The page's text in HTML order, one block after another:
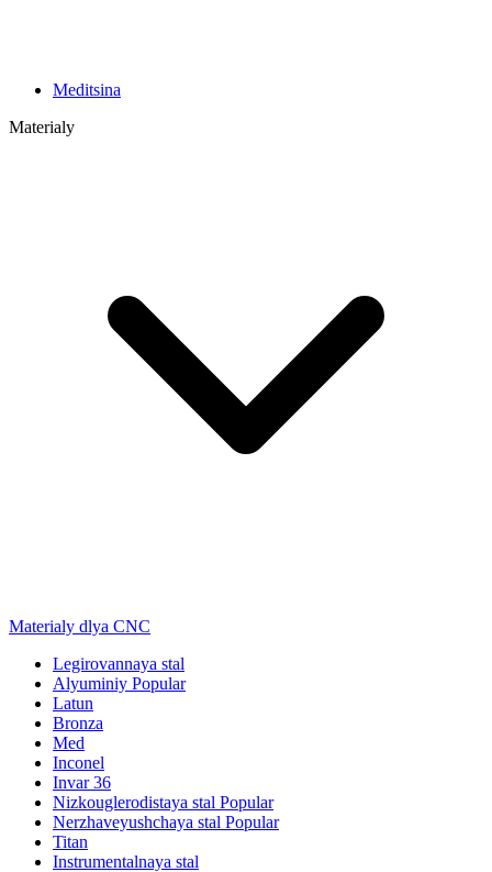
Meditsina
Materialy
Materialy dlya CNC
Legirovannaya stal
Alyuminiy Popular
Latun
Bronza
Med
Inconel
Invar 36
Nizkouglerodistaya stal Popular
Nerzhaveyushchaya stal Popular
Titan
Instrumentalnaya stal